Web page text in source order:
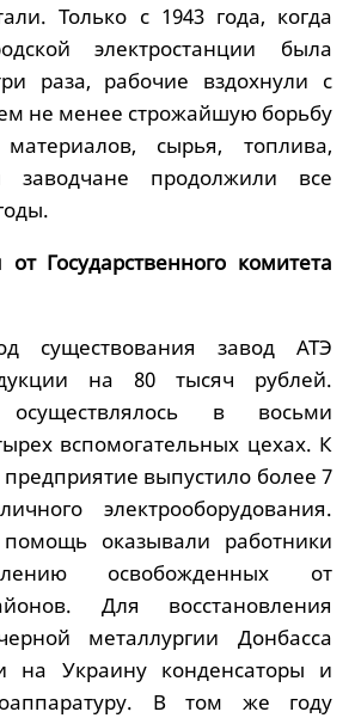
Только с 1943 года, когда
электростанции была
раза, рабочие вздохнули с
не менее строжайшую борьбу
сырья, топлива,
заводчане продолжили все
Государственного комитета
существования завод АТЭ
на 80 тысяч рублей.
осуществлялось в восьми
вспомогательных цехах. К
выпустило более 7
электрооборудования.
оказывали работники
освобожденных от
Для восстановления
металлургии Донбасса
на Украину конденсаторы и
В том же году